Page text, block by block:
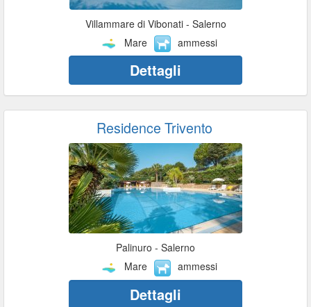
Villammare di Vibonati - Salerno
Mare
ammessi
Dettagli
Residence Trivento
Palinuro - Salerno
Mare
ammessi
Dettagli